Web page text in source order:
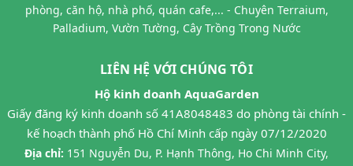
phòng, căn hộ, nhà phố, quán cafe,... - Chuyên Terraium,
Palladium, Vườn Tường, Cây Trồng Trong Nước
LIÊN HỆ VỚI CHÚNG TÔI
Hộ kinh doanh AquaGarden
Giấy đăng ký kinh doanh số 41A8048483 do phòng tài chính -
kế hoạch thành phố Hồ Chí Minh cấp ngày 07/12/2020
Địa chỉ: 151 Nguyễn Du, P. Hạnh Thông, Ho Chi Minh City,